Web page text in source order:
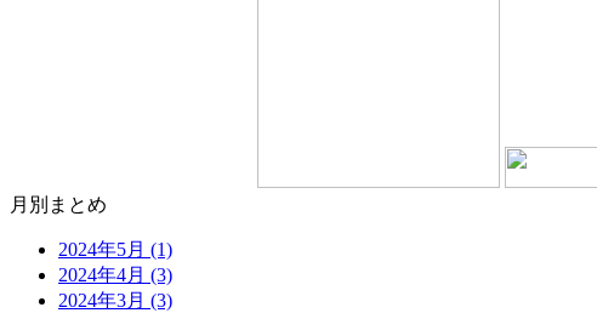
月別まとめ
2024年5月 (1)
2024年4月 (3)
2024年3月 (3)